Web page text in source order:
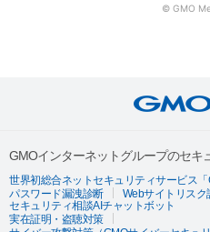
© GMO
GMOインターネットグループのセキ
世界初総合ネットセキュリティサービス「
パスワード漏洩診断
Webサイトリスク
セキュリティ相談AIチャットボット
実在証明・盗聴対策